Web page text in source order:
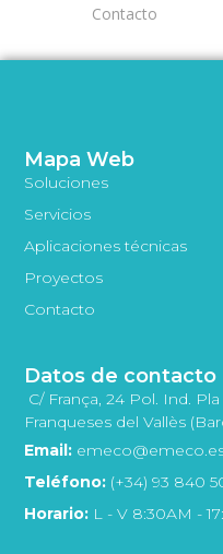
Contacto
Mapa Web
Soluciones
Servicios
Aplicaciones técnicas
Proyectos
Contacto
Datos de contacto
C/ França, 24 Pol. Ind.
Franqueses del Vallès
Email:
Teléfono: (+34) 93 840
Horario: L - V 8:30AM -